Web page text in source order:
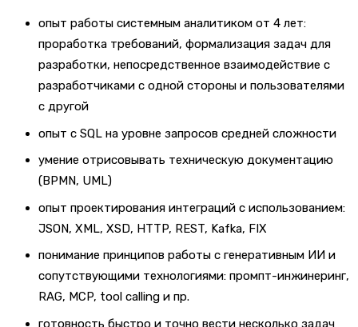
опыт работы системным аналитиком от 4 лет:
проработка требований, формализация задач для
разработки, непосредственное взаимодействие с
разработчиками с одной стороны и пользователями
с другой
опыт с SQL на уровне запросов средней сложности
умение отрисовывать техническую документацию
(BPMN, UML)
опыт проектирования интеграций с использованием:
JSON, XML, XSD, HTTP, REST, Kafka, FIX
понимание принципов работы с генеративным ИИ и
сопутствующими технологиями: промпт-инжинеринг,
RAG, MCP, tool calling и пр.
готовность быстро и точно вести несколько задач